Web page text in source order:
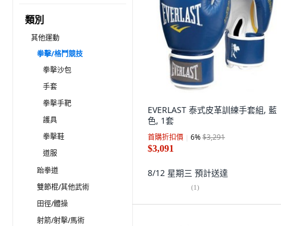
類別
其他運動
拳擊/格鬥競技
拳擊沙包
手套
拳擊手靶
護具
拳擊鞋
道服
跆拳道
雙節棍/其他武術
田徑/體操
射箭/射擊/馬術
EVERLAST 泰式皮革訓練手套組, 藍
色, 1套
首購折扣價 6%$3,291
$3,091
8/12 星期三 預計送達
(1)